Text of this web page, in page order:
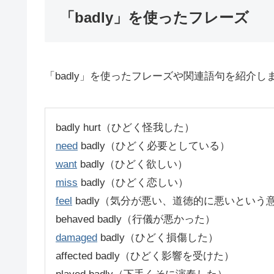
「badly」を使ったフレーズ
「badly」を使ったフレーズや関連語句を紹介し
badly hurt（ひどく怪我した）
need badly（ひどく必要としている）
want badly（ひどく欲しい）
miss badly（ひどく恋しい）
feel badly（気分が悪い、道徳的に悪いという
behaved badly（行儀が悪かった）
damaged badly（ひどく損傷した）
affected badly（ひどく影響を受けた）